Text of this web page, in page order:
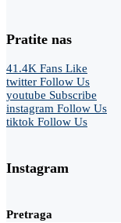
Pratite nas
41.4K Fans Like
twitter Follow Us
youtube Subscribe
instagram Follow Us
tiktok Follow Us
Instagram
Pretraga